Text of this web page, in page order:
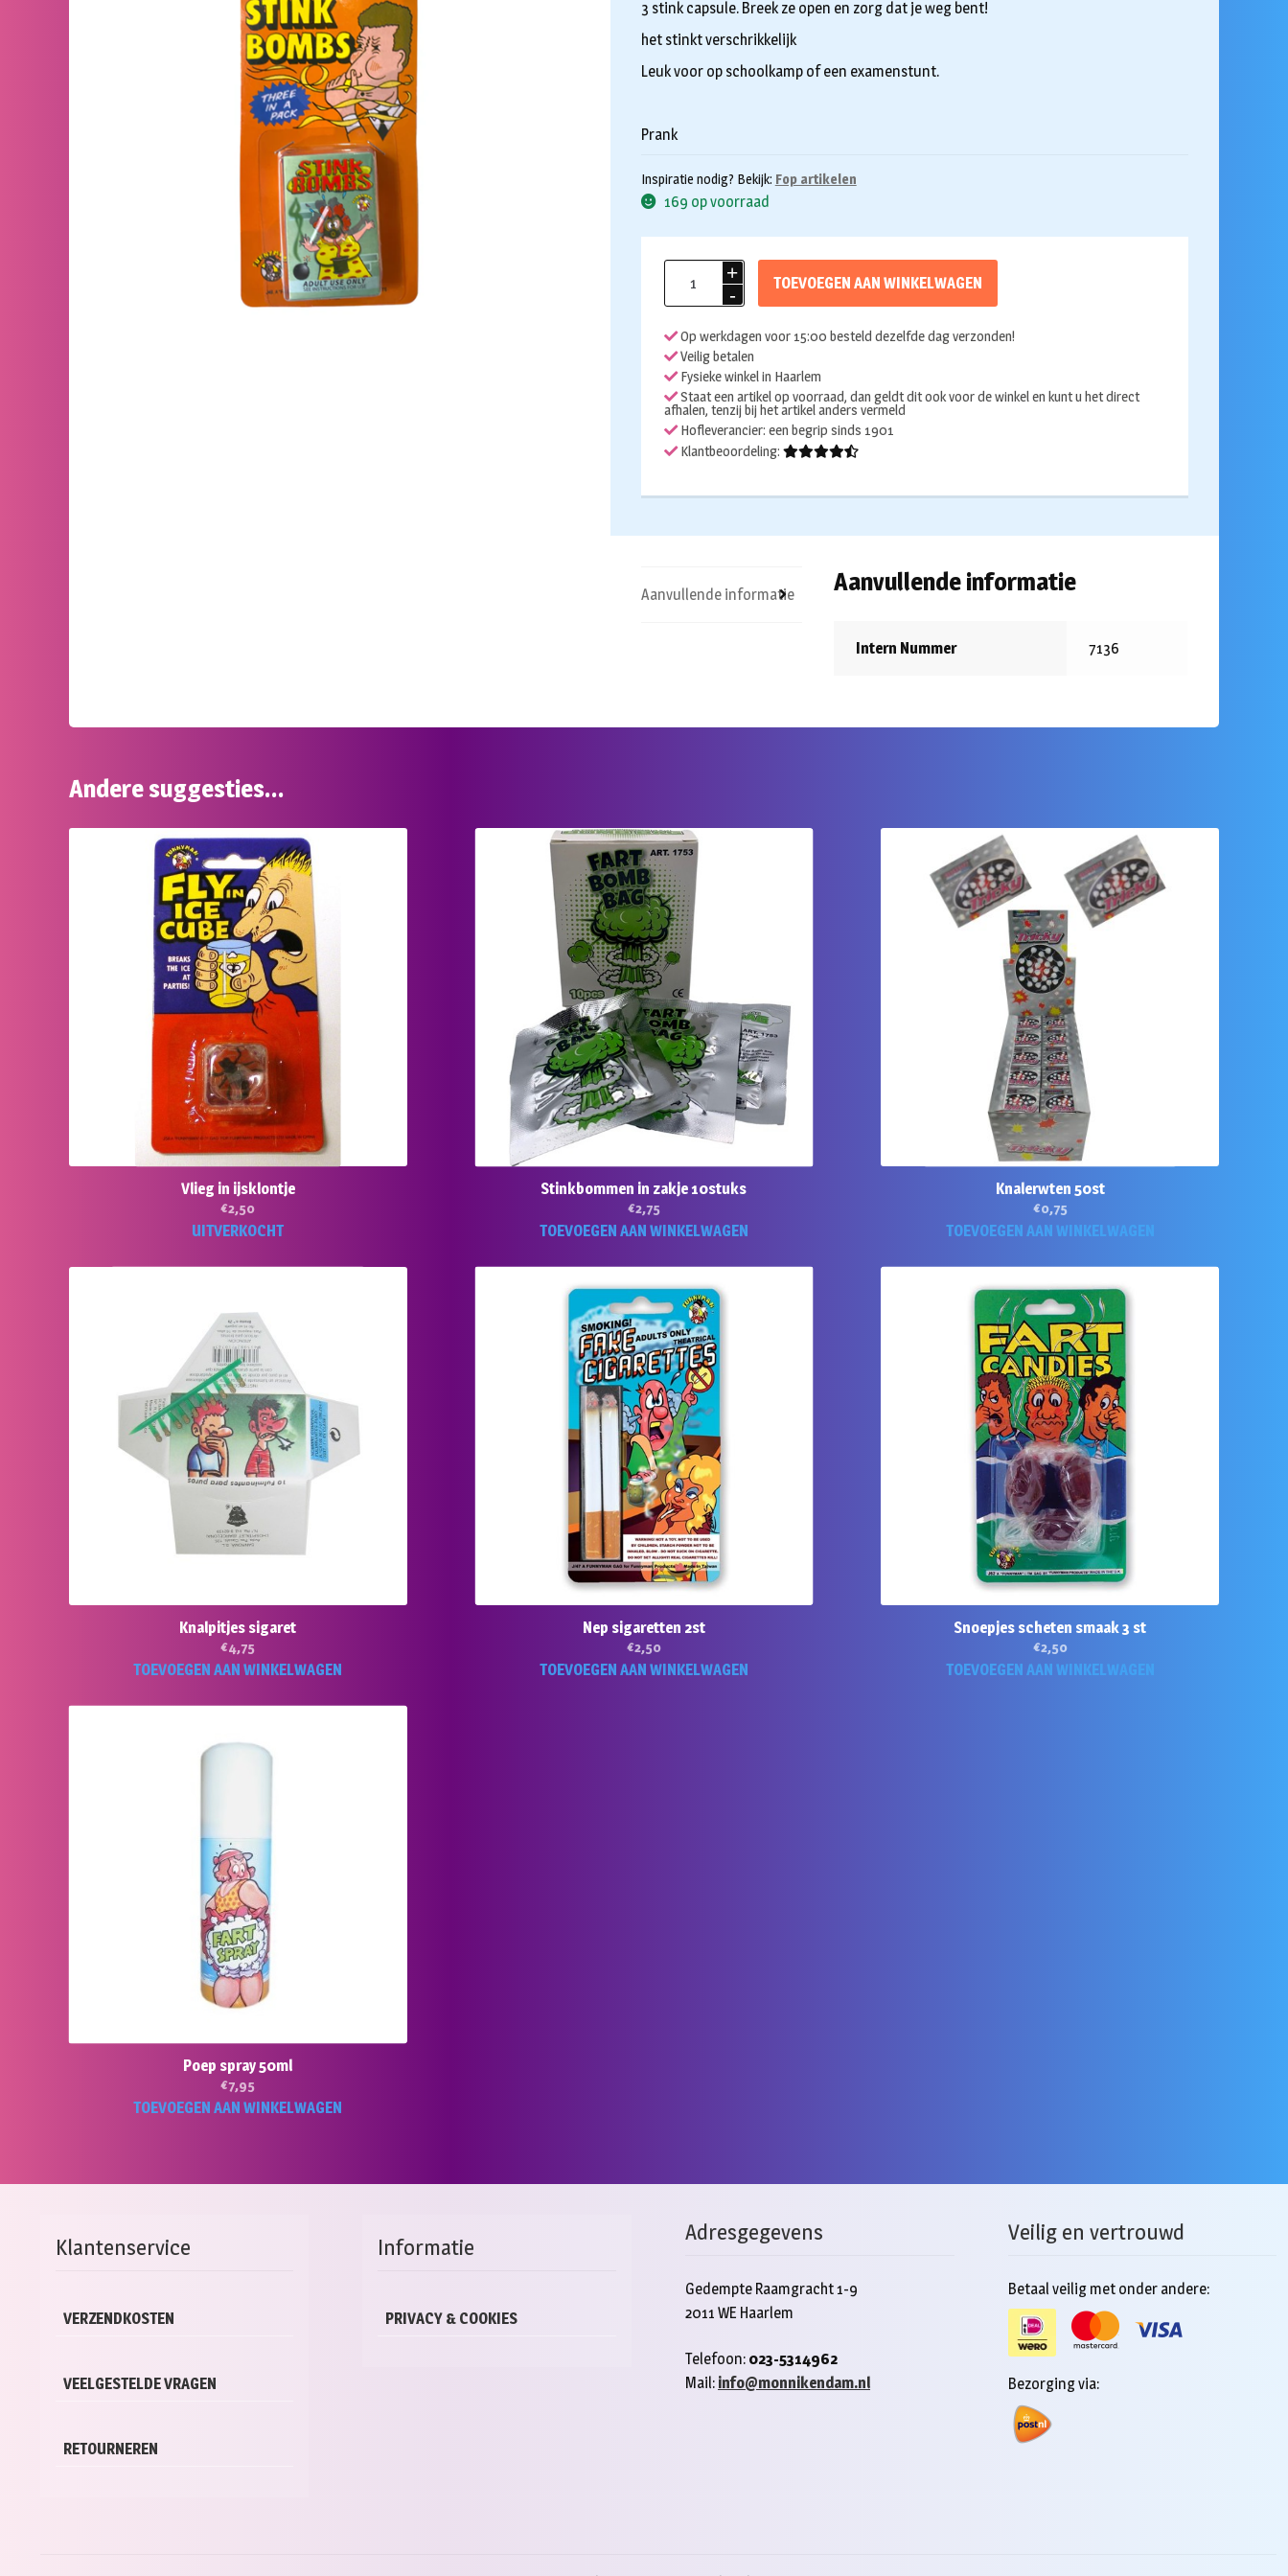
3 stink capsule. Breek ze open en zorg dat je weg bent!
het stinkt verschrikkelijk
Leuk voor op schoolkamp of een examenstunt.
Prank
Inspiratie nodig? Bekijk: Fop artikelen
169 op voorraad
Stinkbommen
TOEVOEGEN AAN WINKELWAGEN
Op werkdagen voor 15:00 besteld dezelfde dag verzonden!
Veilig betalen
Fysieke winkel in Haarlem
Staat een artikel op voorraad, dan geldt dit ook voor de winkel en kunt u het direct
afhalen, tenzij bij het artikel anders vermeld
Hofleverancier: een begrip sinds 1901
Klantbeoordeling:
Aanvullende informatie Aanvullende informatie
Intern Nummer 7136
Andere suggesties…
Vlieg in ijsklontje
€2,50
UITVERKOCHT
Stinkbommen in zakje 10stuks
€2,75
TOEVOEGEN AAN WINKELWAGEN
Knalerwten 50st
€0,75
TOEVOEGEN AAN WINKELWAGEN
Knalpitjes sigaret
€4,75
TOEVOEGEN AAN WINKELWAGEN
Nep sigaretten 2st
€2,50
TOEVOEGEN AAN WINKELWAGEN
Snoepjes scheten smaak 3 st
€2,50
TOEVOEGEN AAN WINKELWAGEN
Poep spray 50ml
€7,95
TOEVOEGEN AAN WINKELWAGEN
Klantenservice
VERZENDKOSTEN
VEELGESTELDE VRAGEN
RETOURNEREN
Informatie
PRIVACY & COOKIES
Adresgegevens
Gedempte Raamgracht 1-9
2011 WE Haarlem
Telefoon: 023-5314962
Mail: info@monnikendam.nl
Veilig en vertrouwd
Betaal veilig met onder andere:
Bezorging via: